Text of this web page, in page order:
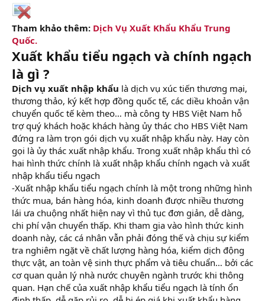
Tham khảo thêm: Dịch Vụ Xuất Khẩu Khẩu Trung
Quốc.
Xuất khẩu tiểu ngạch và chính ngạch
là gì ?
Dịch vụ xuất nhập khẩu là dịch vụ xúc tiến thương mại,
thương thảo, ký kết hợp đồng quốc tế, các diều khoản vận
chuyển quốc tế kèm theo… mà công ty HBS Việt Nam hỗ
trợ quý khách hoặc khách hàng ủy thác cho HBS Việt Nam
đứng ra làm trọn gói dịch vụ xuất nhập khẩu này. Hay còn
gọi là ủy thác xuất nhập khẩu. Trong xuất nhập khẩu thì có
hai hình thức chính là xuất nhập khẩu chính ngạch và xuất
nhập khẩu tiểu ngạch
-Xuất nhập khẩu tiểu ngạch chính là một trong những hình
thức mua, bán hàng hóa, kinh doanh được nhiều thương
lái ưa chuộng nhất hiện nay vì thủ tục đơn giản, dễ dàng,
chi phí vận chuyển thấp. Khi tham gia vào hình thức kinh
doanh này, các cá nhân vẫn phải đóng thế và chịu sự kiểm
tra nghiêm ngặt về chất lượng hàng hóa, kiểm dịch động
thực vật, an toàn vệ sinh thực phẩm và tiêu chuẩn… bởi các
cơ quan quản lý nhà nước chuyên ngành trước khi thông
quan. Hạn chế của xuất nhập khẩu tiểu ngạch là tính ổn